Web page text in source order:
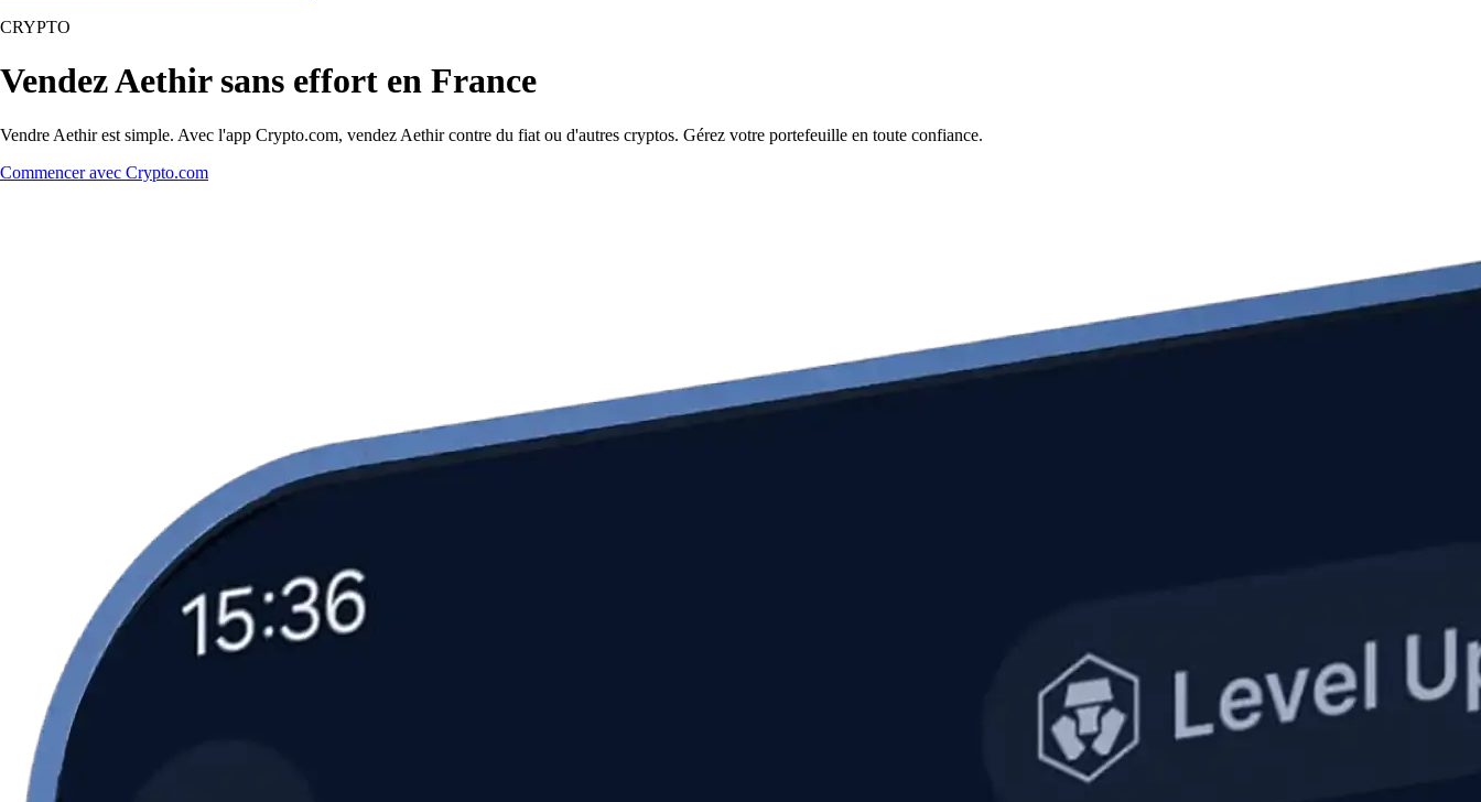
CRYPTO
Vendez Aethir sans effort en France
Vendre Aethir est simple. Avec l'app Crypto.com, vendez Aethir contre du fiat ou d'autres cryptos. Gérez votre portefeuille en toute confiance.
Commencer avec Crypto.com